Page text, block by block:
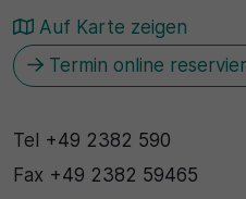
Auf Karte zeigen
Termin online
Tel +49 2382 590
Fax +49 2382 59465
30 Minuten
Zweck
Wird für statistische